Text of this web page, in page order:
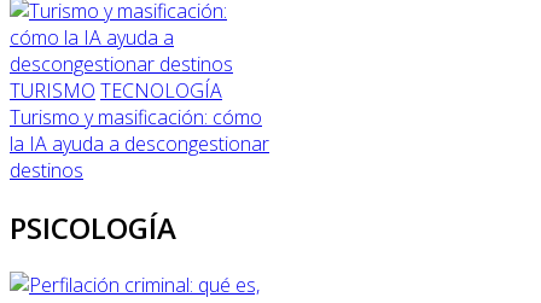
TURISMO TECNOLOGÍA
Turismo y masificación: cómo
la IA ayuda a descongestionar
destinos
PSICOLOGÍA